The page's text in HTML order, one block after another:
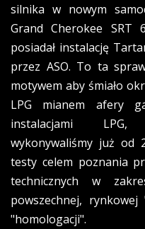
silnika w nowym
Grand Cherokee SRT
posiadał instalację
przez ASO. To ta
motywem aby śmiało
LPG mianem afery
instalacjami LPG,
wykonywaliśmy już od
testy celem poznania
technicznych w
powszechnej,
"homologacji".